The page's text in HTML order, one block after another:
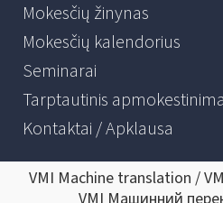
Mokesčių žinynas
Mokesčių kalendorius
Seminarai
Tarptautinis
Kontaktai / Apklausa
VMI Machine translation /